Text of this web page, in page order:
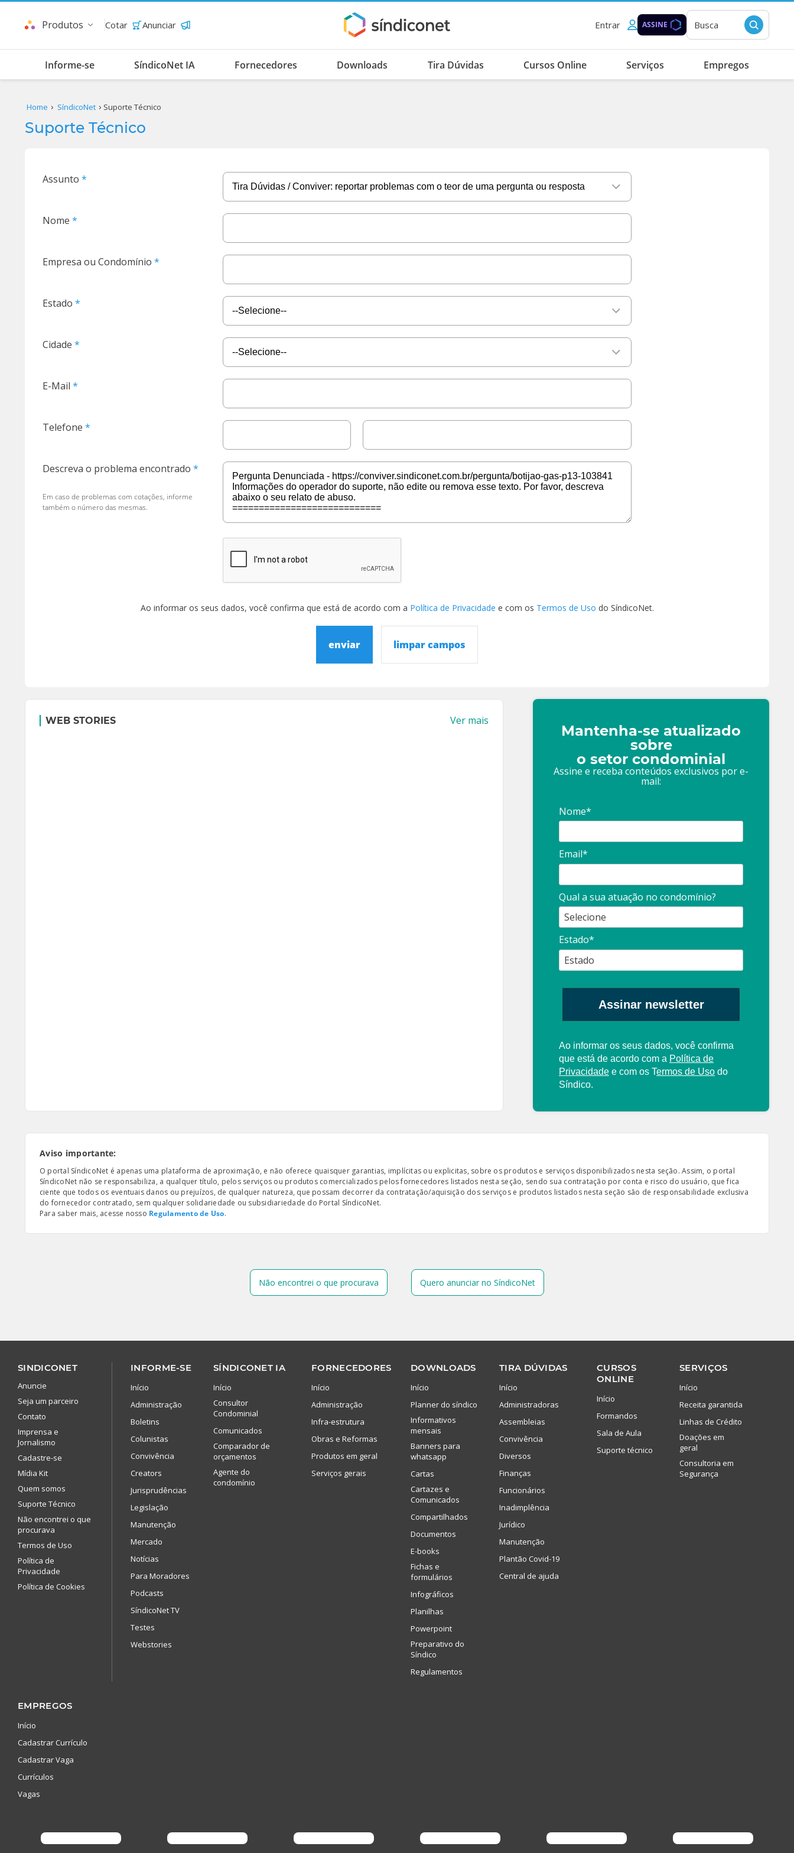
Produtos Cotar Anunciar Entrar ASSINE Busca
Informe-se SíndicoNet IA Fornecedores Downloads Tira Dúvidas Cursos Online Serviços Empregos
Home SíndicoNet Suporte Técnico
Suporte Técnico
Assunto
Nome
Empresa ou Condomínio
Estado
Cidade
E-Mail
Telefone
Descreva o problema encontrado
Em caso de problemas com cotações, informe
também o número das mesmas.
Ao informar os seus dados, você confirma que está de acordo com a Política de Privacidade e com os Termos de Uso do SíndicoNet.
enviar limpar campos
WEB STORIES Ver mais
Mantenha-se atualizado
sobre
o setor condominial
Assine e receba conteúdos exclusivos por e-
mail:
Nome*
Email*
Qual a sua atuação no condomínio?
Estado*
Assinar newsletter
Ao informar os seus dados, você confirma
que está de acordo com a Política de
Privacidade e com os Termos de Uso do
Síndico.
Aviso importante:
O portal SíndicoNet é apenas uma plataforma de aproximação, e não oferece quaisquer garantias, implícitas ou explicitas, sobre os produtos e serviços disponibilizados nesta seção. Assim, o portal
SíndicoNet não se responsabiliza, a qualquer título, pelos serviços ou produtos comercializados pelos fornecedores listados nesta seção, sendo sua contratação por conta e risco do usuário, que fica
ciente que todos os eventuais danos ou prejuízos, de qualquer natureza, que possam decorrer da contratação/aquisição dos serviços e produtos listados nesta seção são de responsabilidade exclusiva
do fornecedor contratado, sem qualquer solidariedade ou subsidiariedade do Portal SíndicoNet.
Para saber mais, acesse nosso Regulamento de Uso.
Não encontrei o que procurava Quero anunciar no SíndicoNet
SINDICONET
Anuncie
Seja um parceiro
Contato
Imprensa e
Jornalismo
Cadastre-se
Mídia Kit
Quem somos
Suporte Técnico
Não encontrei o que
procurava
Termos de Uso
Política de
Privacidade
Política de Cookies
INFORME-SE
Início
Administração
Boletins
Colunistas
Convivência
Creators
Jurisprudências
Legislação
Manutenção
Mercado
Notícias
Para Moradores
Podcasts
SíndicoNet TV
Testes
Webstories
SÍNDICONET IA
Início
Consultor
Condominial
Comunicados
Comparador de
orçamentos
Agente do
condomínio
FORNECEDORES
Início
Administração
Infra-estrutura
Obras e Reformas
Produtos em geral
Serviços gerais
DOWNLOADS
Início
Planner do síndico
Informativos
mensais
Banners para
whatsapp
Cartas
Cartazes e
Comunicados
Compartilhados
Documentos
E-books
Fichas e
formulários
Infográficos
Planilhas
Powerpoint
Preparativo do
Síndico
Regulamentos
TIRA DÚVIDAS
Início
Administradoras
Assembleias
Convivência
Diversos
Finanças
Funcionários
Inadimplência
Jurídico
Manutenção
Plantão Covid-19
Central de ajuda
CURSOS
ONLINE
Início
Formandos
Sala de Aula
Suporte técnico
SERVIÇOS
Início
Receita garantida
Linhas de Crédito
Doações em
geral
Consultoria em
Segurança
EMPREGOS
Início
Cadastrar Currículo
Cadastrar Vaga
Currículos
Vagas